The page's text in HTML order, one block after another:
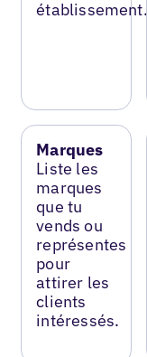
établissement.
Marques
Liste les
marques
que tu
vends ou
représentes
pour
attirer les
clients
intéressés.